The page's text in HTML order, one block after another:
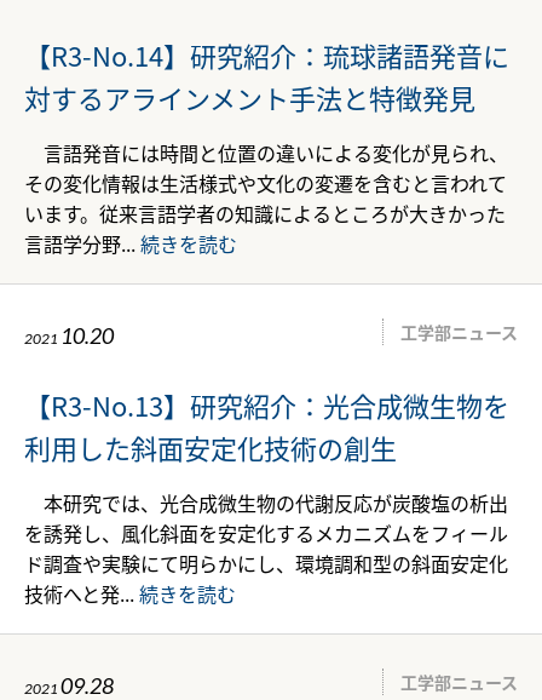
【R3-No.14】研究紹介：琉球諸語発音に
対するアラインメント手法と特徴発見
言語発音には時間と位置の違いによる変化が見られ、
その変化情報は生活様式や文化の変遷を含むと言われて
います。従来言語学者の知識によるところが大きかった
言語学分野...続きを読む
2021 10.20 工学部ニュース
【R3-No.13】研究紹介：光合成微生物を
利用した斜面安定化技術の創生
本研究では、光合成微生物の代謝反応が炭酸塩の析出
を誘発し、風化斜面を安定化するメカニズムをフィール
ド調査や実験にて明らかにし、環境調和型の斜面安定化
技術へと発...続きを読む
2021 09.28 工学部ニュース